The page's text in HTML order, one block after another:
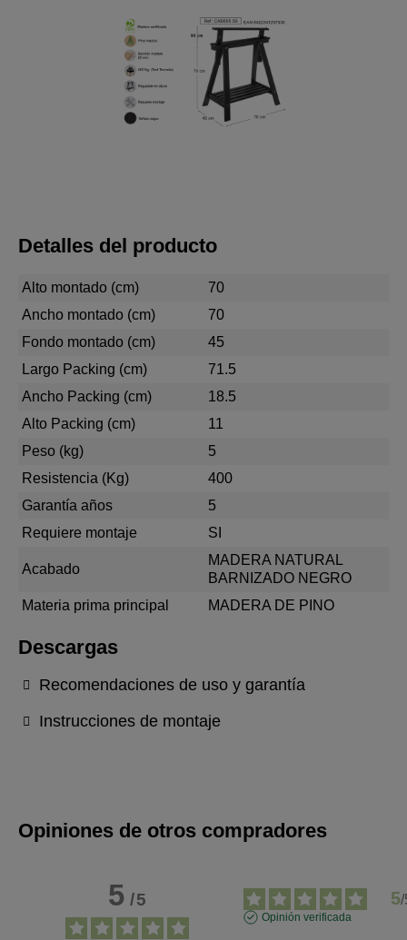
Detalles del producto
Alto montado (cm)
70
Ancho montado (cm)
70
Fondo montado (cm)
45
Largo Packing (cm)
71.5
Ancho Packing (cm)
18.5
Alto Packing (cm)
11
Peso (kg)
5
Resistencia (Kg)
400
Garantía años
5
Requiere montaje
SI
Acabado
MADERA NATURAL
BARNIZADO NEGRO
Materia prima principal
MADERA DE PINO
Descargas
Recomendaciones de uso y garantía
Instrucciones de montaje
Opiniones de otros compradores
5/5 5/
Opinión verificada